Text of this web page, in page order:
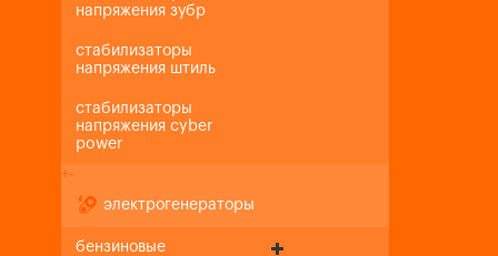
напряжения зубр
стабилизаторы
напряжения штиль
стабилизаторы
напряжения cyber
power
+-
электрогенераторы
бензиновые